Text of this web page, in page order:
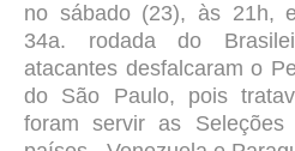
no sábado (23), às 21h,
34a. rodada do
atacantes desfalcaram o
do São Paulo, pois
foram servir as Seleções